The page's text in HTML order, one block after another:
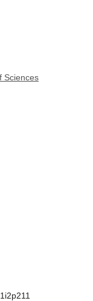
Sciences